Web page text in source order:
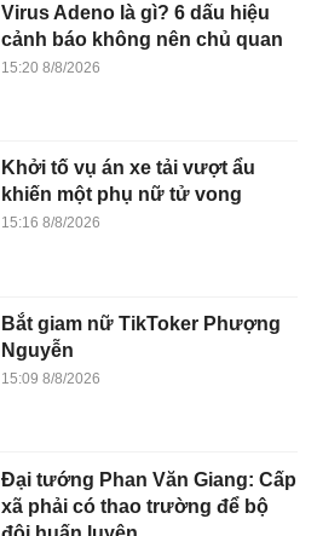
Virus Adeno là gì? 6 dấu hiệu
cảnh báo không nên chủ quan
15:20 8/8/2026
Khởi tố vụ án xe tải vượt ẩu
khiến một phụ nữ tử vong
15:16 8/8/2026
Bắt giam nữ TikToker Phượng
Nguyễn
15:09 8/8/2026
Đại tướng Phan Văn Giang: Cấp
xã phải có thao trường để bộ